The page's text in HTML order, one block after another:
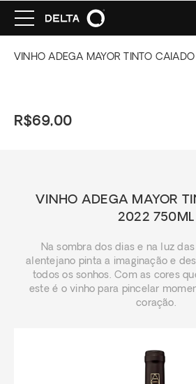
VINHO ADEGA MAYOR TINTO
R$69,00
VINHO ADEGA MAYOR
2022 750ML
Na sombra dos dias e na luz
alentejano pinta a imaginação e
todos os sonhos. Com as cores
este é o vinho para pincelar
coração.